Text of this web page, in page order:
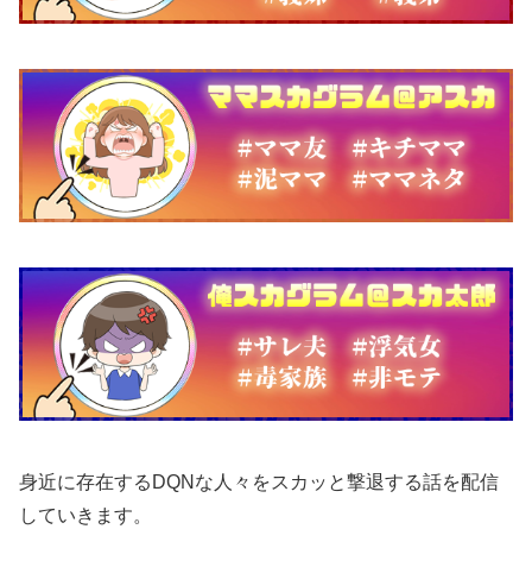
身近に存在するDQNな人々をスカッと撃退する話を配信
していきます。